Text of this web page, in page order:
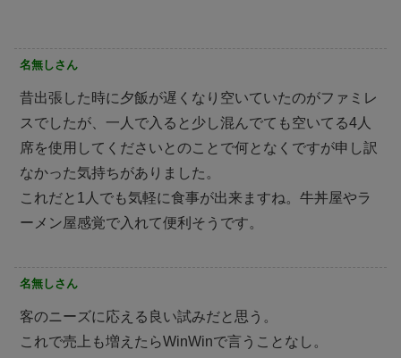
名無しさん
昔出張した時に夕飯が遅くなり空いていたのがファミレ
スでしたが、一人で入ると少し混んでても空いてる4人
席を使用してくださいとのことで何となくですが申し訳
なかった気持ちがありました。
これだと1人でも気軽に食事が出来ますね。牛丼屋やラ
ーメン屋感覚で入れて便利そうです。
名無しさん
客のニーズに応える良い試みだと思う。
これで売上も増えたらWinWinで言うことなし。